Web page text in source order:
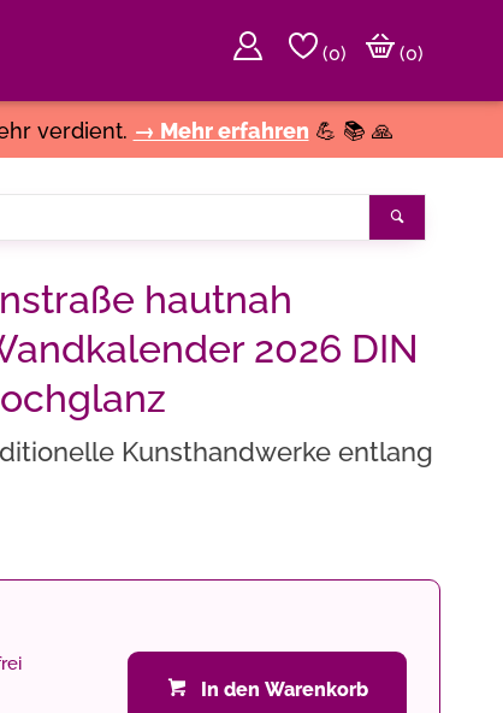
(0)
(0)
verdient. → Mehr erfahren 💪 📚 🙏
hautnah
2026 DIN
Kunsthandwerke entlang
In den Warenkorb